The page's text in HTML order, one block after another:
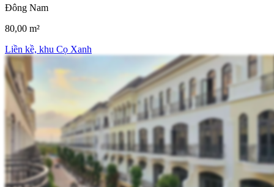
Đông Nam
80,00 m²
Liền kề, khu Cọ Xanh